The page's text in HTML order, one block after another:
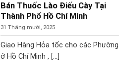
Bán Thuốc Lào Điếu Cày Tại
Thành Phố Hồ Chí Minh
31 Tháng mười, 2025
Giao Hàng Hỏa tốc cho các Phường
ở Hồ Chí Minh , [...]